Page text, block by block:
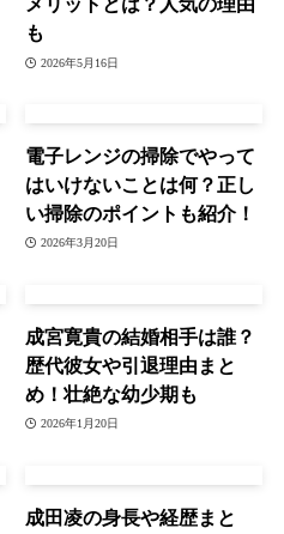
メリットとは？人気の理由
も
2026年5月16日
電子レンジの掃除でやって
はいけないことは何？正し
い掃除のポイントも紹介！
2026年3月20日
成宮寛貴の結婚相手は誰？
歴代彼女や引退理由まと
め！壮絶な幼少期も
2026年1月20日
成田凌の身長や経歴まと